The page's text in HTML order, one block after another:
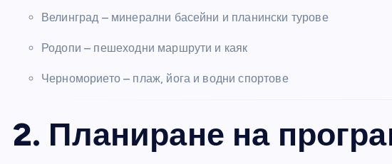
Велинград – минерални басейни и планински турове
Родопи – пешеходни маршрути и каяк
Черноморието – плаж, йога и водни спортове
2. Планиране на